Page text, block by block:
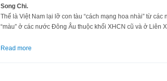
Song Chi.
Thế là Việt Nam lại lỡ con tàu “cách mạng hoa nhài” từ
“màu” ở các nước Đông Âu thuộc khối XHCN cũ và ở Liên
Read more